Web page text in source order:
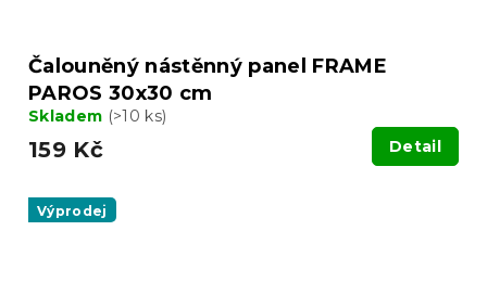
Čalouněný nástěnný panel FRAME
PAROS 30x30 cm
Skladem (>10 ks)
159 Kč Detail
Výprodej